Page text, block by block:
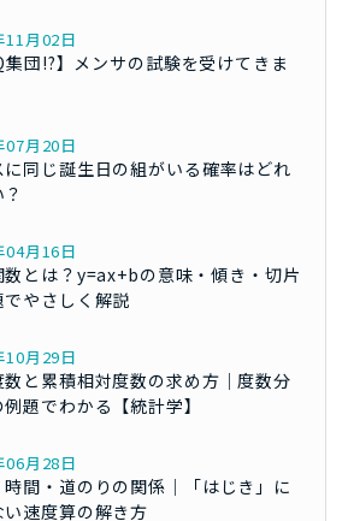
11月02日
集団!?】メンサの試験を受けてきま
07月20日
に同じ誕生日の組がいる確率はどれ
04月16日
数とは？y=ax+bの意味・傾き・切片
でやさしく解説
10月29日
数と累積相対度数の求め方｜度数分
題でわかる【統計学】
06月28日
時間・道のりの関係｜「はじき」に
い速度算の解き方